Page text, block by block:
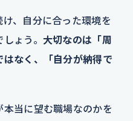
、自分に合った環境を
ょう。 大切なのは「周
なく、「自分が納得で
当に望む職場なのかを